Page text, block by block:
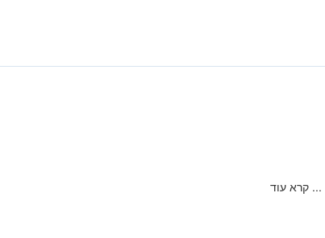
... קרא עוד